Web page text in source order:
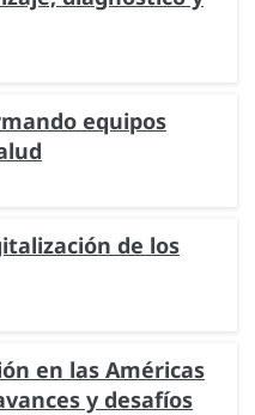
equipos
de los
en las Américas
y desafíos